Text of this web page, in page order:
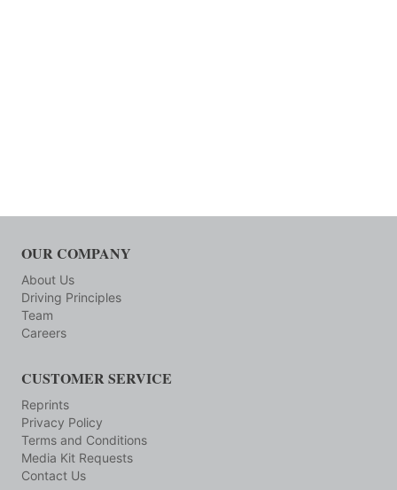
OUR COMPANY
About Us
Driving Principles
Team
Careers
CUSTOMER SERVICE
Reprints
Privacy Policy
Terms and Conditions
Media Kit Requests
Contact Us